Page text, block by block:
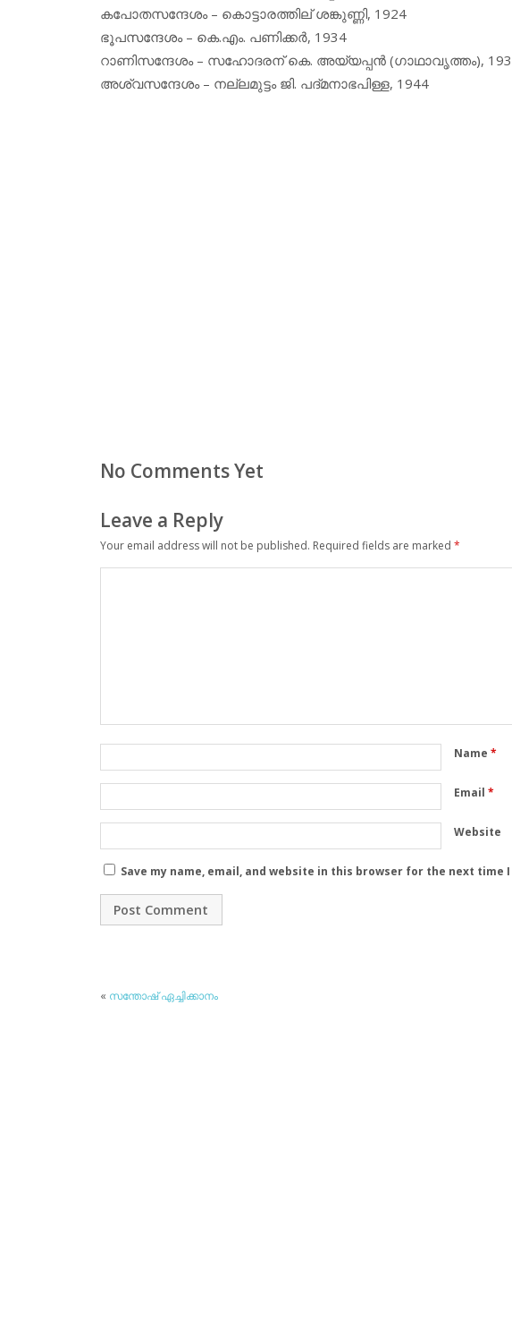
കപോതസന്ദേശം – കൊട്ടാരത്തില് ശങ്കുണ്ണി, 1924
ഭൂപസന്ദേശം – കെ.എം. പണിക്കർ, 1934
റാണിസന്ദേശം – സഹോദരന് കെ. അയ്യപ്പൻ (ഗാഥാവൃത്തം),
അശ്വസന്ദേശം – നല്ലമുട്ടം ജി. പദ്മനാഭപിള്ള, 1944
No Comments Yet
Leave a Reply
Your email address will not be published. Required fields are marked *
Name *
Email *
Website
Save my name, email, and website in this browser for the next time
« സന്തോഷ് ഏച്ചിക്കാനം